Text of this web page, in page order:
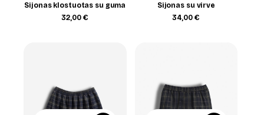
Sijonas klostuotas su guma
32,00€
Sijonas su virve
34,00€